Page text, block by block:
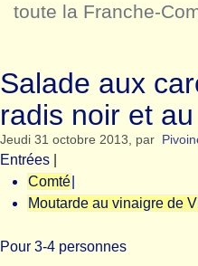
toute la Franche-
Salade aux
radis noir et
Jeudi 31 octobre 2013, par
Entrées
Comté
Moutarde au vinaigre de
Pour 3-4 personnes